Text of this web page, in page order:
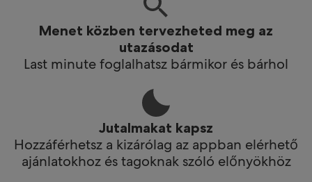
Menet közben tervezheted meg az
utazásodat
Last minute foglalhatsz bármikor és bárhol
Jutalmakat kapsz
Hozzáférhetsz a kizárólag az appban elérhető
ajánlatokhoz és tagoknak szóló előnyökhöz